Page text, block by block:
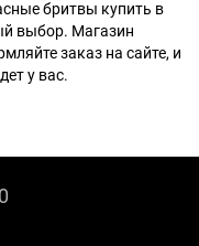
бритвы купить в
выбор. Магазин
заказ на сайте, и
у вас.